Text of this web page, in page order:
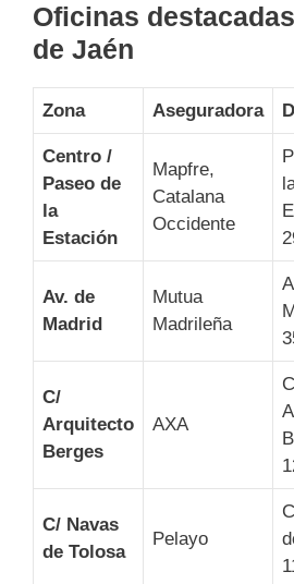
Oficinas
de Jaén
Zona Aseguradora
Centro /
Paseo de
la
Estación
Mapfre,
Catalana
Occidente
Av. de
Madrid
Mutua
Madrileña
C/
Arquitecto
Berges
AXA
C/ Navas
de Tolosa
Pelayo